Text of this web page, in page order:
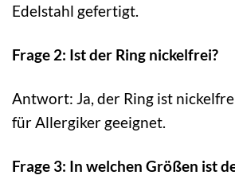
Edelstahl gefertigt.
Frage 2: Ist der Ring nickelfrei?
Antwort: Ja, der Ring ist
für Allergiker geeignet.
Frage 3: In welchen Größen ist